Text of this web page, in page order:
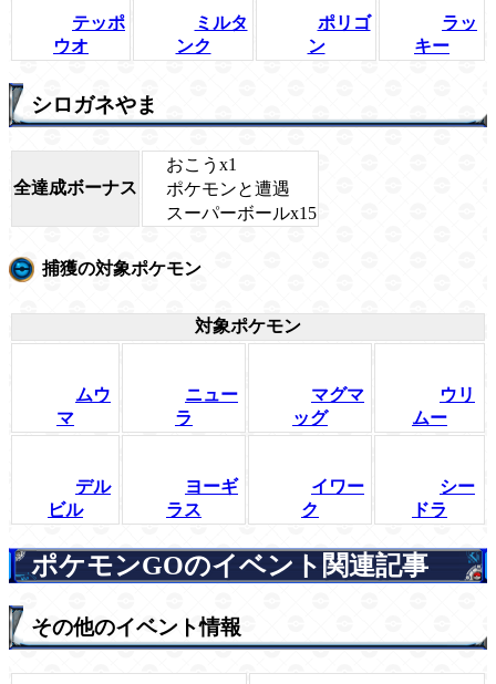
テッポ
ウオ
ミルタ
ンク
ポリゴ
ン
ラッ
キー
シロガネやま
全達成ボーナス
おこうx1
ポケモンと遭遇
スーパーボールx15
捕獲の対象ポケモン
対象ポケモン
ムウ
マ
ニュー
ラ
マグマ
ッグ
ウリ
ムー
デル
ビル
ヨーギ
ラス
イワー
ク
シー
ドラ
ポケモンGOのイベント関連記事
その他のイベント情報